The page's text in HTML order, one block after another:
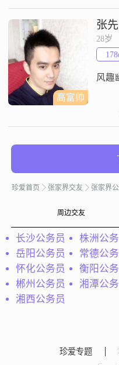
高富帅
张
28岁
风趣
珍爱首页 张家界交友 张家界
周边交友
长沙公务员 株洲公
岳阳公务员
常德公
怀化公务员
衡阳公
郴州公务员
湘潭公
湘西公务员
珍爱专题